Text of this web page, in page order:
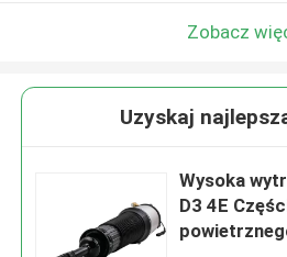
Zobacz
Uzyskaj
Wysoka
D3 4E